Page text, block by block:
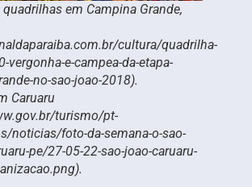
em Campina Grande,
cultura/quadrilha-
vergonha-e-campea-da-etapa-
no-sao-joao-2018).
Caruaru
turismo/pt-
noticias/foto-da-semana-o-sao-
pe/27-05-22-sao-joao-caruaru-